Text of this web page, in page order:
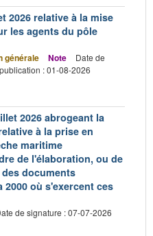
2026 relative à la mise
les agents du pôle
générale Note
Date de
: 01-08-2026
2026 abrogeant la
à la prise en
maritime
de l'élaboration, ou de
documents
où s'exercent ces
de signature : 07-07-2026